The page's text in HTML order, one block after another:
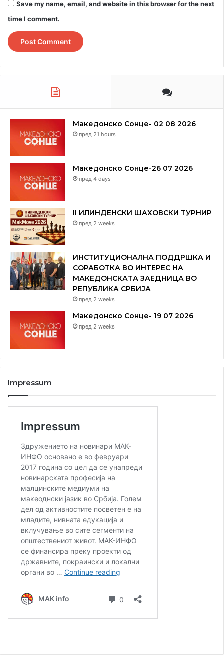
Save my name, email, and website in this browser for the next
time I comment.
Македонско Сонце- 02 08 2026
пред 21 hours
Македонско Сонце-26 07 2026
пред 4 days
II ИЛИНДЕНСКИ ШАХОВСКИ ТУРНИР
пред 2 weeks
ИНСТИТУЦИОНАЛНА ПОДДРШКА И
СОРАБОТКА ВО ИНТЕРЕС НА
МАКЕДОНСКАТА ЗАЕДНИЦА ВО
РЕПУБЛИКА СРБИЈА
пред 2 weeks
Македонско Сонце- 19 07 2026
пред 2 weeks
Impressum